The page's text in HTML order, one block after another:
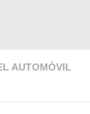
AUTOMÓVIL